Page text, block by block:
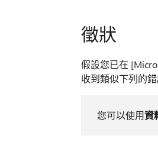
徵狀
假設您已在
收到類似下列的錯
您可以使用資